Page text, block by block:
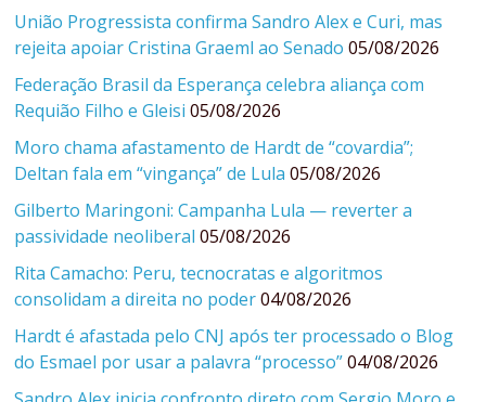
União Progressista confirma Sandro Alex e Curi, mas
rejeita apoiar Cristina Graeml ao Senado 05/08/2026
Federação Brasil da Esperança celebra aliança com
Requião Filho e Gleisi 05/08/2026
Moro chama afastamento de Hardt de “covardia”;
Deltan fala em “vingança” de Lula 05/08/2026
Gilberto Maringoni: Campanha Lula — reverter a
passividade neoliberal 05/08/2026
Rita Camacho: Peru, tecnocratas e algoritmos
consolidam a direita no poder 04/08/2026
Hardt é afastada pelo CNJ após ter processado o Blog
do Esmael por usar a palavra “processo” 04/08/2026